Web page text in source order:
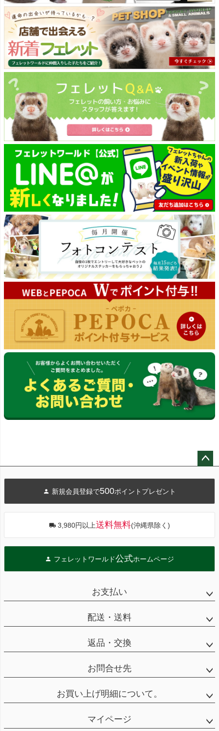
へ
新規会員登録で500ポイントプレゼント
3,980円以上送料無料(沖縄県除く)
フェレットワールド公式ホームページ
お支払い
配送・送料
返品・交換
お問合せ先
お買い上げ明細について。
マイページ